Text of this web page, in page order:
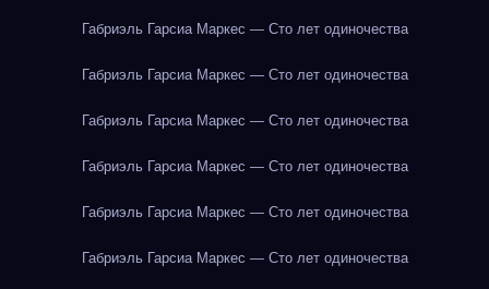
Габриэль Гарсиа Маркес — Сто лет одиночества
Габриэль Гарсиа Маркес — Сто лет одиночества
Габриэль Гарсиа Маркес — Сто лет одиночества
Габриэль Гарсиа Маркес — Сто лет одиночества
Габриэль Гарсиа Маркес — Сто лет одиночества
Габриэль Гарсиа Маркес — Сто лет одиночества